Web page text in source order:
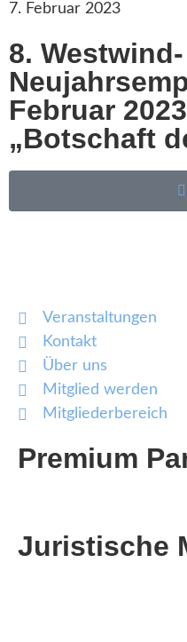
7. Februar 2023
8. Westwind-
Februar
„Botschaft
Veranstaltungen
Kontakt
Über uns
Mitglied werden
Mitgliederbereich
Premium
Juristische